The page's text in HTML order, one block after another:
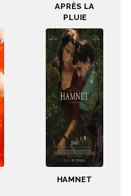
APRÈS LA
PLUIE
HAMNET